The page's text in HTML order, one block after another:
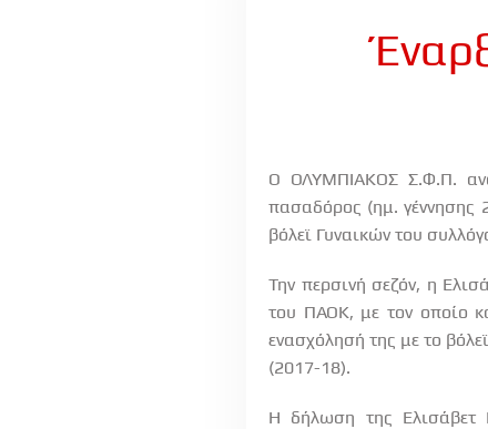
Ο ΟΛΥΜΠΙΑΚΟΣ Σ.Φ.Π.
πασαδόρος (ημ. γέννησης
βόλεϊ Γυναικών του
Την περσινή σεζόν, η
του ΠΑΟΚ, με τον οποίο
ενασχόλησή της με το
(2017-18).
Η δήλωση της Ελισάβετ